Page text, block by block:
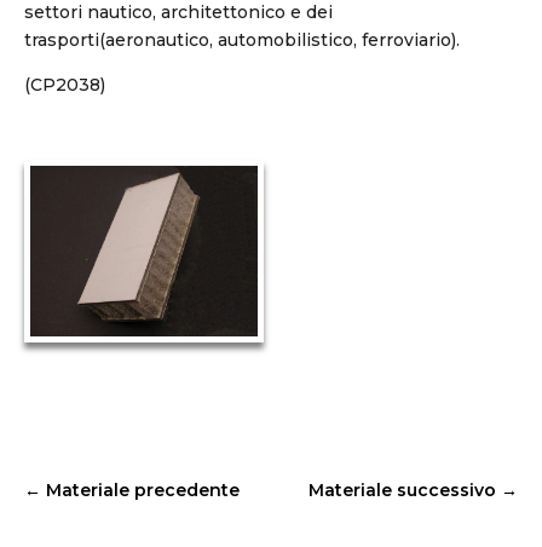
settori nautico, architettonico e dei
trasporti(aeronautico, automobilistico, ferroviario).
(CP2038)
← Materiale precedente Materiale successivo →